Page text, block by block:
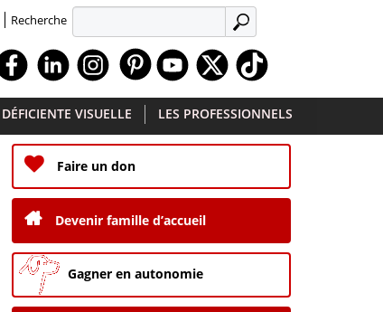
Recherche APPLIQUER
FacebookLinkedin Instagram Youtube
VISUELLE LES PROFESSIONNELS
Faire un don
Devenir famille d’accueil
Gagner en autonomie